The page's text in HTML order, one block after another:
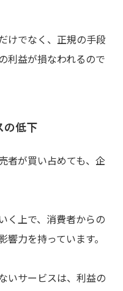
けでなく、正規の手段
利益が損なわれるので
の低下
者が買い占めても、企
く上で、消費者からの
力を持っています。
いサービスは、利益の